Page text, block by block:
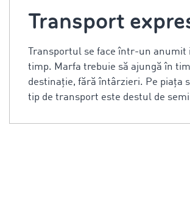
Transport
Transportul se face într-un anumit
timp. Marfa trebuie să ajungă în
destinație, fără întârzieri. Pe piața
tip de transport este destul de